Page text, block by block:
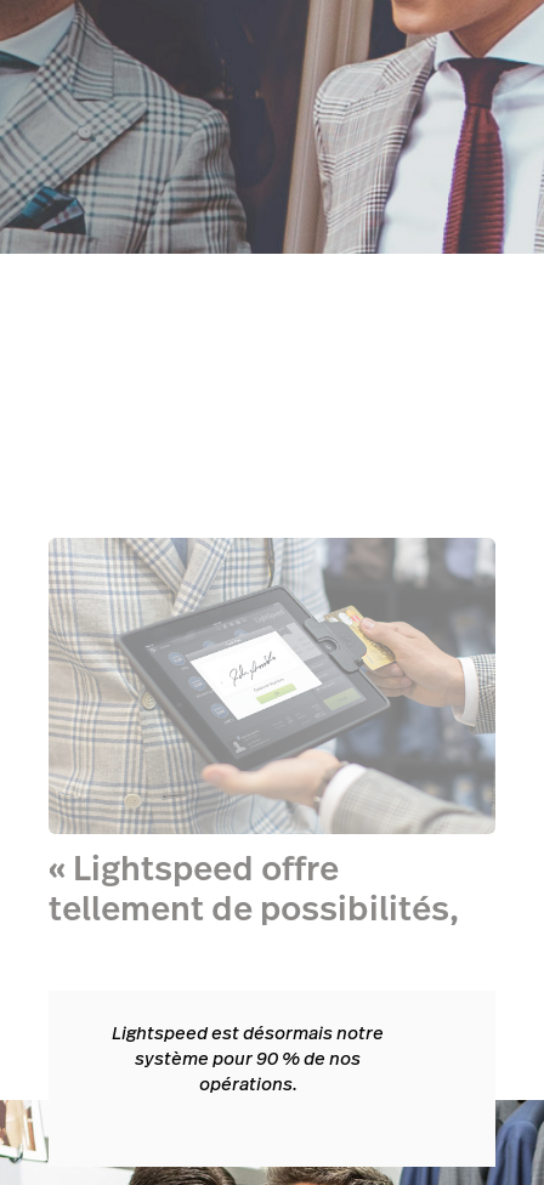
« Lightspeed offre
tellement de possibilités,
Lightspeed est désormais notre
système pour 90 % de nos
opérations.